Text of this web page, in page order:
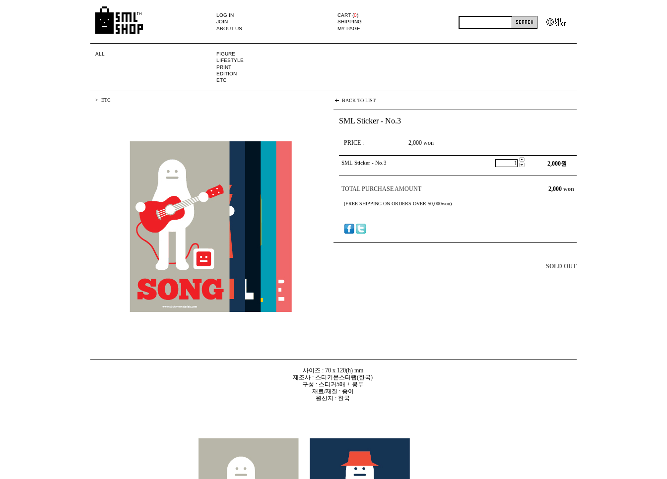
LOG IN
JOIN
ABOUT US
CART (0)
SHIPPING
MY PAGE
ALL
FIGURE
LIFESTYLE
PRINT
EDITION
ETC
ETC BACK TO LIST
SML Sticker - No.3
PRICE : 2,000 won
SML Sticker - No.3 2,000원
TOTAL PURCHASE AMOUNT 2,000 won
(FREE SHIPPING ON ORDERS OVER 50,000won)
SOLD OUT
사이즈 : 70 x 120(h) mm
제조사 : 스티키몬스터랩(한국)
구성 : 스티커5매 + 봉투
재료/재질 : 종이
원산지 : 한국